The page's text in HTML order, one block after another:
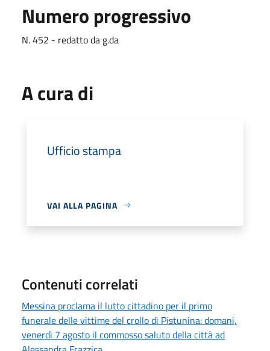
Numero progressivo
N. 452 - redatto da g.da
A cura di
Ufficio stampa
VAI ALLA PAGINA
Contenuti correlati
Messina proclama il lutto cittadino per il primo
funerale delle vittime del crollo di Pistunina: domani,
venerdì 7 agosto il commosso saluto della città ad